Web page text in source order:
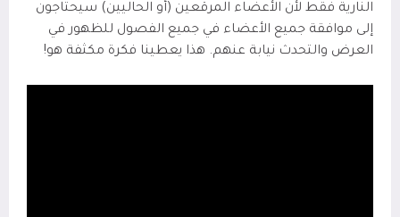
النارية فقط لأن الأعضاء المرقعين (أو الحاليين) سيحتاجون
إلى موافقة جميع الأعضاء في جميع الفصول للظهور في
العرض والتحدث نيابة عنهم. هذا يعطينا فكرة مكثفة هو!